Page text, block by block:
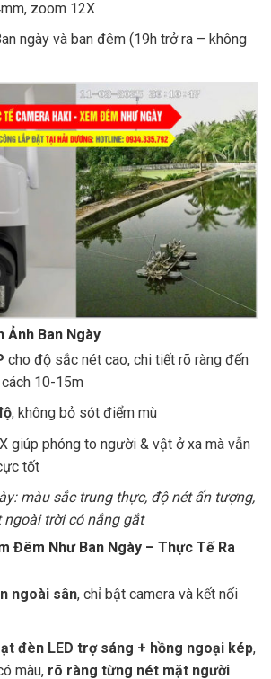
zoom 12X
ngày và ban đêm (19h trở ra – không
Ảnh Ban Ngày
cho độ sắc nét cao, chi tiết rõ ràng đến
10-15m
, không bỏ sót điểm mù
giúp phóng to người & vật ở xa mà vẫn
tốt
màu sắc trung thực, độ nét ấn tượng,
trời có nắng gắt
Đêm Như Ban Ngày – Thực Tế Ra
ngoài sân, chỉ bật camera và kết nối
đèn LED trợ sáng + hồng ngoại kép,
màu, rõ ràng từng nét mặt người